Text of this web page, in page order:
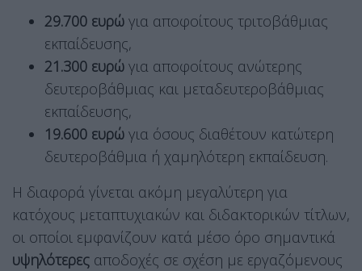
29.700 ευρώ για αποφοίτους τριτοβάθμιας
εκπαίδευσης,
21.300 ευρώ για αποφοίτους ανώτερης
δευτεροβάθμιας και μεταδευτεροβάθμιας
εκπαίδευσης,
19.600 ευρώ για όσους διαθέτουν κατώτερη
δευτεροβάθμια ή χαμηλότερη εκπαίδευση.
Η διαφορά γίνεται ακόμη μεγαλύτερη για
κατόχους μεταπτυχιακών και διδακτορικών τίτλων,
οι οποίοι εμφανίζουν κατά μέσο όρο σημαντικά
υψηλότερες αποδοχές σε σχέση με εργαζόμενους